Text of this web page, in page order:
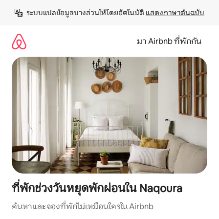
เนื้อหา
ระบบแปลข้อมูลบางส่วนให้โดยอัตโนมัติ แสดงภาษาต้นฉบับ
มา Airbnb ที่พักกัน
ที่พักช่วงวันหยุดพักผ่อนใน Naqoura
ค้นหาและจองที่พักไม่เหมือนใครใน Airbnb